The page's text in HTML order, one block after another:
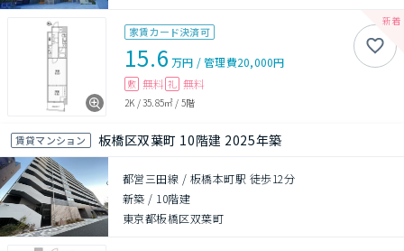
家賃カード決済可
15.6 万円 /管理費20,000円
敷 無料 礼 無料
2K /35.85㎡ / 5階
賃貸マンション 板橋区双葉町 10階建 2025年築
都営三田線 / 板橋本町駅 徒歩12分
新築 / 10階建
東京都板橋区双葉町